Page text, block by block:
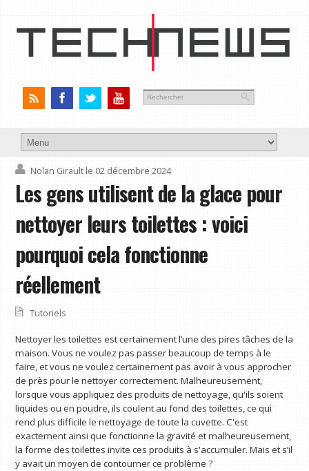
Nolan Girault le 02 décembre 2024
Les gens utilisent de la glace pour
nettoyer leurs toilettes : voici
pourquoi cela fonctionne
réellement
Tutoriels
Nettoyer les toilettes est certainement l’une des pires tâches de la
maison. Vous ne voulez pas passer beaucoup de temps à le
faire, et vous ne voulez certainement pas avoir à vous approcher
de près pour le nettoyer correctement. Malheureusement,
lorsque vous appliquez des produits de nettoyage, qu'ils soient
liquides ou en poudre, ils coulent au fond des toilettes, ce qui
rend plus difficile le nettoyage de toute la cuvette. C'est
exactement ainsi que fonctionne la gravité et malheureusement,
la forme des toilettes invite ces produits à s'accumuler. Mais et s’il
y avait un moyen de contourner ce problème ?